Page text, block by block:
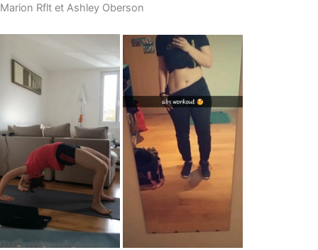
Marion Rflt et Ashley Oberson